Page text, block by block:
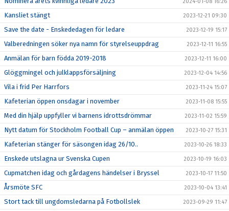
Kansliet stängt 2023-12-21 09:30
Save the date - Enskededagen för ledare 2023-12-19 15:17
Valberedningen söker nya namn för styrelseuppdrag 2023-12-11 16:55
Anmälan för barn födda 2019-2018 2023-12-11 16:00
Glöggmingel och julklappsförsäljning 2023-12-04 14:56
Vila i frid Per Harrfors 2023-11-24 15:07
Kafeterian öppen onsdagar i november 2023-11-08 15:55
Med din hjälp uppfyller vi barnens idrottsdrömmar 2023-11-02 15:59
Nytt datum för Stockholm Football Cup – anmälan öppen 2023-10-27 15:31
Kafeterian stänger för säsongen idag 26/10.. 2023-10-26 18:33
Enskede utslagna ur Svenska Cupen 2023-10-19 16:03
Cupmatchen idag och gårdagens händelser i Bryssel 2023-10-17 11:50
Årsmöte SFC 2023-10-04 13:41
Stort tack till ungdomsledarna på Fotbollslek 2023-09-29 11:47